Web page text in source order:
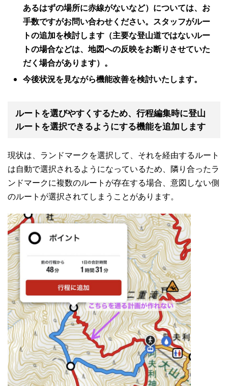
あるはずの場所に赤線がないなど）については、お
手数ですがお問い合わせください。 スタッフがルー
トの追加を検討します（主要な登山道ではないルー
トの場合などは、地図への反映をお断りさせていた
だく場合があります）。
今後状況を見ながら機能改善を検討いたします。
ルートを選びやすくするため、行程編集時に登山
ルートを選択できるようにする機能を追加します
現状は、ランドマークを選択して、それを経由するルート
は自動で選択されるようになっているため、隣り合ったラ
ンドマークに複数のルートが存在する場合、意図しない側
のルートが選択されてしまうことがあります。